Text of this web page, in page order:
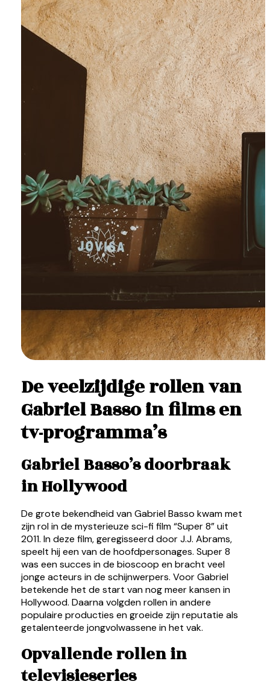
De veelzijdige rollen van
Gabriel Basso in films en
tv-programma’s
Gabriel Basso’s doorbraak
in Hollywood
De grote bekendheid van Gabriel Basso kwam met
zijn rol in de mysterieuze sci-fi film “Super 8” uit
2011. In deze film, geregisseerd door J.J. Abrams,
speelt hij een van de hoofdpersonages. Super 8
was een succes in de bioscoop en bracht veel
jonge acteurs in de schijnwerpers. Voor Gabriel
betekende het de start van nog meer kansen in
Hollywood. Daarna volgden rollen in andere
populaire producties en groeide zijn reputatie als
getalenteerde jongvolwassene in het vak.
Opvallende rollen in
televisieseries